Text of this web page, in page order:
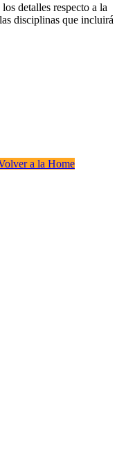
detalles respecto a la
disciplinas que incluirá
a la Home